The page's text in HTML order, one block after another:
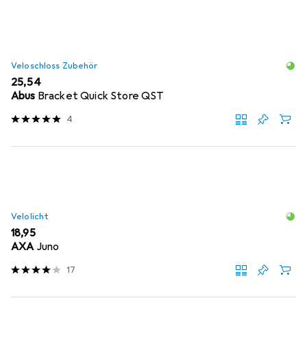
Veloschloss Zubehör
EUR
25,54
Abus Bracket Quick Store QST
4
Velolicht
EUR
18,95
AXA Juno
17